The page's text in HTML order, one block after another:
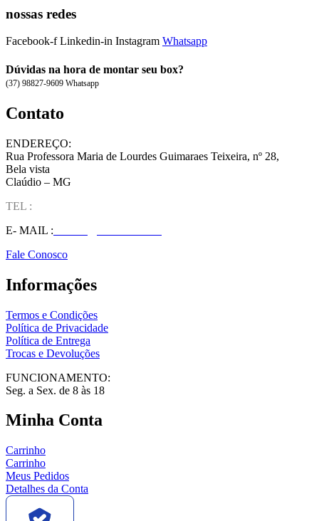
nossas redes
Facebook-f Linkedin-in Instagram Whatsapp
Dúvidas na hora de montar seu box?
(37) 98827-9609 Whatsapp
Contato
ENDEREÇO:
Rua Professora Maria de Lourdes Guimaraes Teixeira, nº 28,
Bela vista
Claúdio – MG
TEL :
E- MAIL :
Fale Conosco
Informações
Termos e Condições
Política de Privacidade
Política de Entrega
Trocas e Devoluções
FUNCIONAMENTO:
Seg. a Sex. de 8 às 18
Minha Conta
Carrinho
Carrinho
Meus Pedidos
Detalhes da Conta